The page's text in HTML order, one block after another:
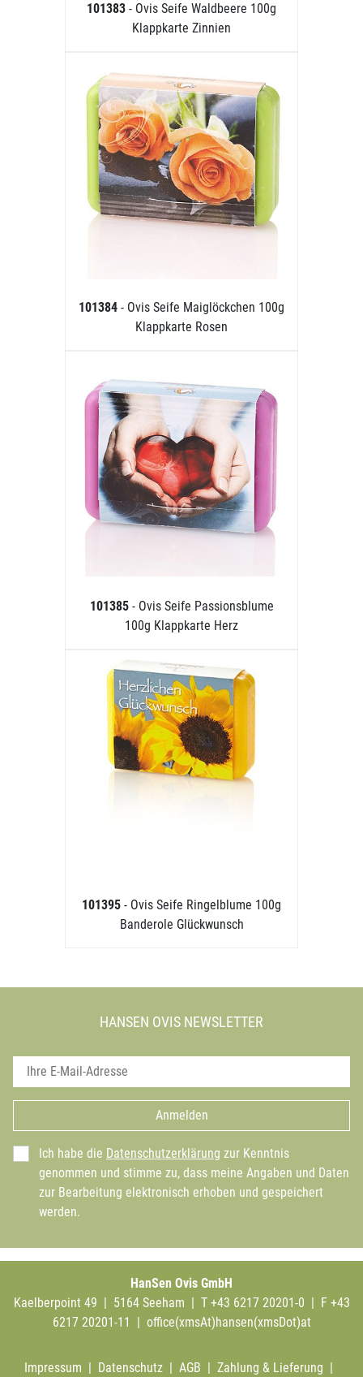
101383 - Ovis Seife Waldbeere 100g
Klappkarte Zinnien
101384 - Ovis Seife Maiglöckchen 100g
Klappkarte Rosen
101385 - Ovis Seife Passionsblume
100g Klappkarte Herz
101395 - Ovis Seife Ringelblume 100g
Banderole Glückwunsch
HANSEN OVIS NEWSLETTER
Anmelden
Ich habe die Datenschutzerklärung zur Kenntnis
genommen und stimme zu, dass meine Angaben und Daten
zur Bearbeitung elektronisch erhoben und gespeichert
werden.
HanSen Ovis GmbH
Kaelberpoint 49 | 5164 Seeham | T +43 6217 20201-0 | F +43
6217 20201-11 | office(xmsAt)hansen(xmsDot)at
Impressum | Datenschutz | AGB | Zahlung & Lieferung |